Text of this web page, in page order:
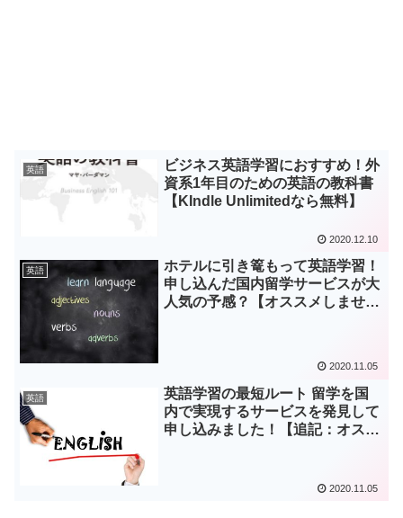
英語
ビジネス英語学習におすすめ！外
資系1年目のための英語の教科書
【KIndle Unlimitedなら無料】
2020.12.10
英語
ホテルに引き篭もって英語学習！
申し込んだ国内留学サービスが大
人気の予感？【オススメしませ
2020.11.05
英語
英語学習の最短ルート 留学を国
内で実現するサービスを発見して
申し込みました！【追記：オスス
2020.11.05